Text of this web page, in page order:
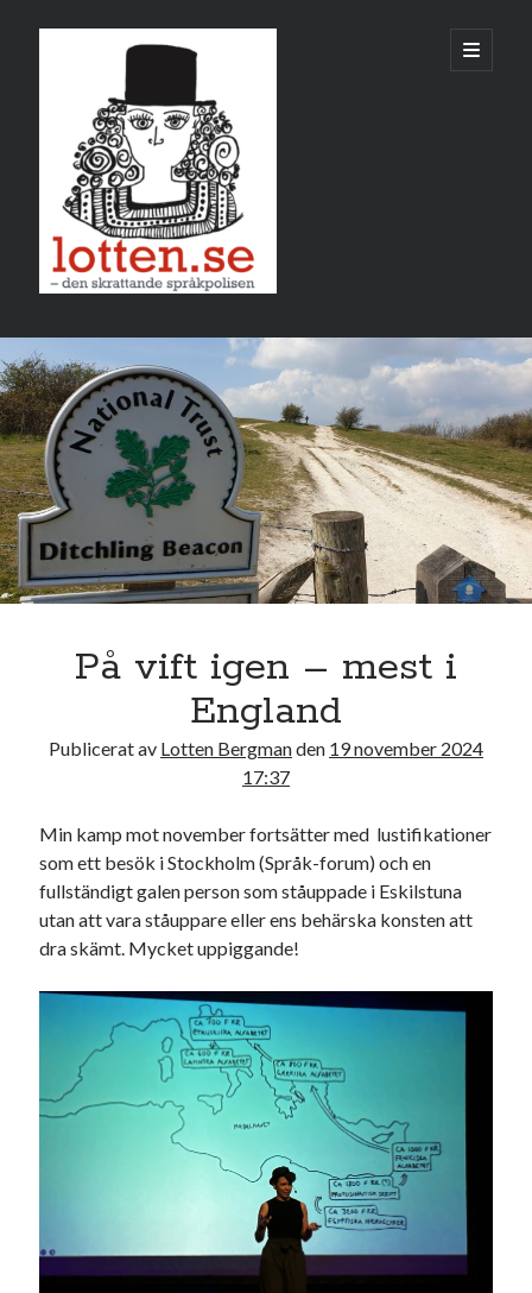
öppna
primär
Sidopanel
november 2024
M T T F L S
1 2 3
4 6 7 9 10
11 16 17
18 19 20 21 22 23 24
25 26 27 28 29 30
dec »
Kategorier
Kategorier
Etiketter
#blogg100 allmänbildning
basket bil corona
fest film fotboll
jobb
Julkalenderfacit Julkalendern
På vift igen – mest i
England
Publicerat av Lotten Bergmanden 19 november 2024
17:37
Min kamp mot november fortsätter med lustifikationer
som ett besök i Stockholm (Språk-forum) och en
fullständigt galen person som ståuppade i Eskilstuna
utan att vara ståuppare eller ens behärska konsten att
dra skämt. Mycket uppiggande!